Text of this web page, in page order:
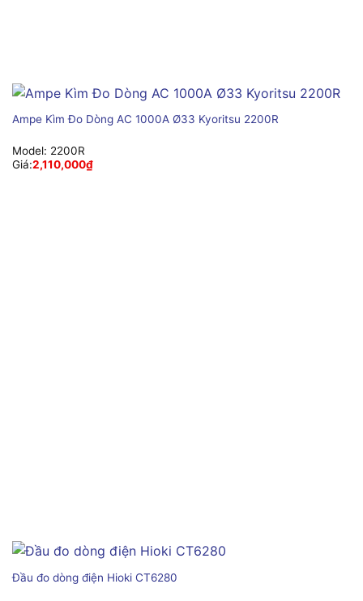
Ampe Kìm Đo Dòng AC 1000A Ø33 Kyoritsu 2200R
Model: 2200R
Giá:2,110,000₫
Đầu đo dòng điện Hioki CT6280